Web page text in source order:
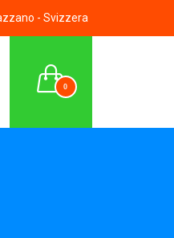
- Svizzera
0